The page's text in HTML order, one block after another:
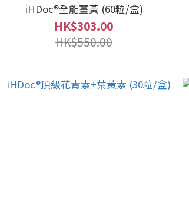
iHDoc®全能薑黃 (60粒/盒)
HK$303.00
HK$550.00